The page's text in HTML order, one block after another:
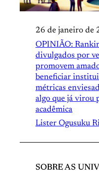
26 de janeiro de
OPINIÃO:
divulgados por
promovem
beneficiar
métricas
algo que já virou
acadêmica
Lister Ogusuku
SOBRE AS